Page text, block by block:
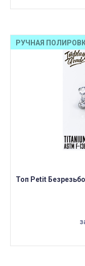
Топ Petit
РУЧНАЯ